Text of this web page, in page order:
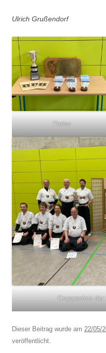
Ulrich Grußendorf
Preise
Gruppenfoto
Dieser Beitrag wurde am 22/05/
veröffentlicht.